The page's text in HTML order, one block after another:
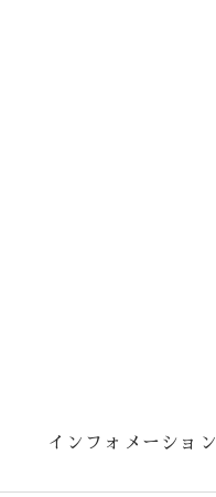
インフォメーション